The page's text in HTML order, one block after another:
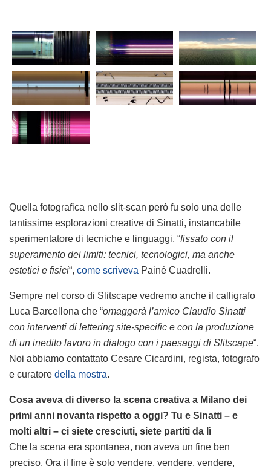
Quella fotografica nello slit-scan però fu solo una delle
tantissime esplorazioni creative di Sinatti, instancabile
sperimentatore di tecniche e linguaggi, “fissato con il
superamento dei limiti: tecnici, tecnologici, ma anche
estetici e fisici“, come scriveva Painé Cuadrelli.
Sempre nel corso di Slitscape vedremo anche il calligrafo
Luca Barcellona che “omaggerà l’amico Claudio Sinatti
con interventi di lettering site-specific e con la produzione
di un inedito lavoro in dialogo con i paesaggi di Slitscape“.
Noi abbiamo contattato Cesare Cicardini, regista, fotografo
e curatore della mostra.
Cosa aveva di diverso la scena creativa a Milano dei
primi anni novanta rispetto a oggi? Tu e Sinatti – e
molti altri – ci siete cresciuti, siete partiti da lì
Che la scena era spontanea, non aveva un fine ben
preciso. Ora il fine è solo vendere, vendere, vendere,